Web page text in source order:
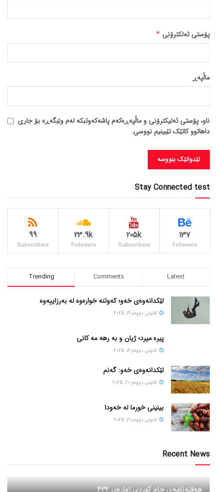
پۆستی ئەلکترۆنی *
ماڵپه‌ڕ
ناو، پۆستی ئەلیکترۆنی و ماڵپەڕەکەم پاشەکەوتبکە لەم وێبگەڕە بۆ جاری
داهاتوو کاتێک تێبینیم نووسی.
Stay Connected test
137
Followers
205k
Subscribers
23.9k
Followers
99
Subscribers
Trending Comments Latest
لێکدانەوەی خەو؛ کەوتنە خوارەوە لە بەرزاییەوە
كانونی دووه‌م 19, 2025
پیره میرد؛ ژیان و به رهه مه کانی
كانونی دووه‌م 16, 2025
لێکدانەوەی خەو: گەنم
كانونی دووه‌م 20, 2025
بینینی خورما لە خەودا
كانونی دووه‌م 21, 2025
Recent News
هەفتەنامەی جام کوردی ژمارەی 432